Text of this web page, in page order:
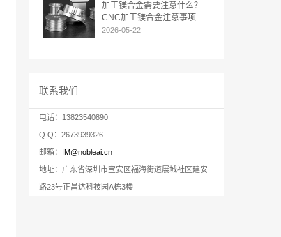
加工镁合金需要注意什么？
CNC加工镁合金注意事项
2026-05-22
联系我们
电话：13823540890
Q Q：2673939326
邮箱： IM@nobleai.cn
地址：广东省深圳市宝安区福海街道展城社区建安
路23号正昌达科技园A栋3楼